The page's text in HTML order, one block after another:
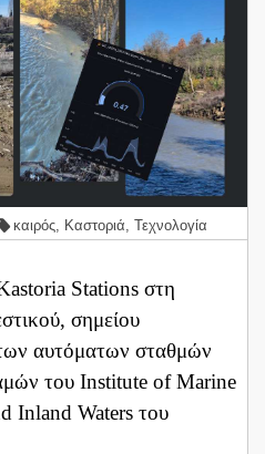
καιρός, Καστοριά, Τεχνολογία
Stations στη
σημείου
αυτόματων σταθμών
του Institute of Marine
Inland Waters του